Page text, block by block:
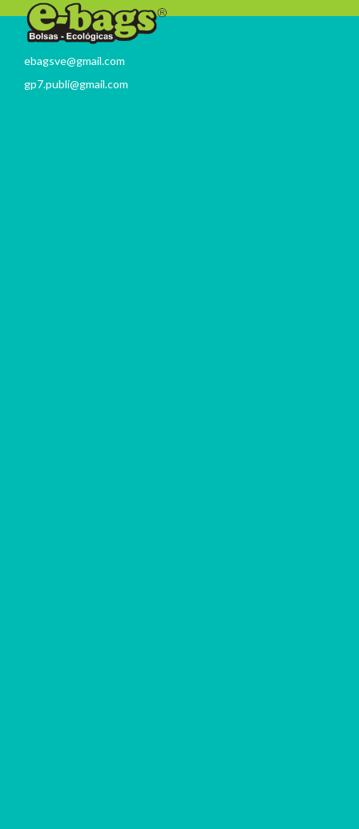
ebagsve@gmail.com
gp7.publi@gmail.com